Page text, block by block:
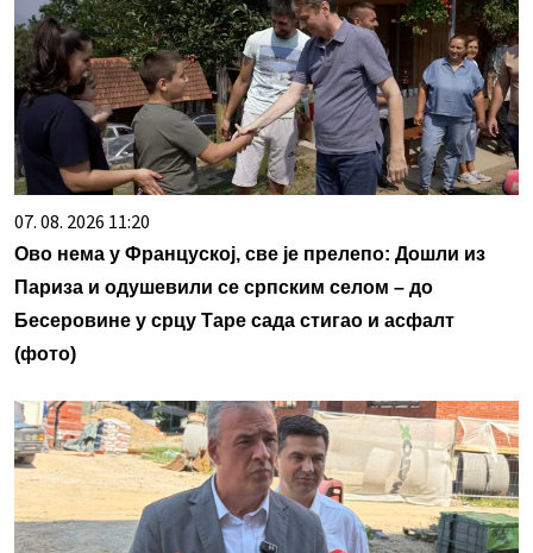
07. 08. 2026 11:20
Ово нема у Француској, све је прелепо: Дошли из
Париза и одушевили се српским селом – до
Бесеровине у срцу Таре сада стигао и асфалт
(фото)